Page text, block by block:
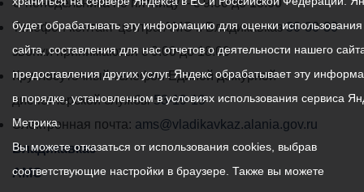
работы
администрации
местного
самоуправления
города
Владикавказ:
С понедельника по пятницу – с 9.00 до 18.00
Телефон контакт-центра АМС г. Владикавказ30-30-30
звонки принимаются с 9:00 до 18:00
Круглосуточный телефон Единой дежурной
диспетчерской службы53-19-19
Электронная почта: ams@vladikavkaz.alania.gov.ru
Владикавказ
АМС
будет обрабатывать эту информацию для оценки
сайта, составления для нас отчетов о деятельности нашего
предоставления других услуг. Яндекс обрабатывает эту
в порядке, установленном в условиях использования сервиса
Метрика.
Вы можете отказаться от использования cookies, выбрав
соответствующие настройки в браузере. Также вы можете